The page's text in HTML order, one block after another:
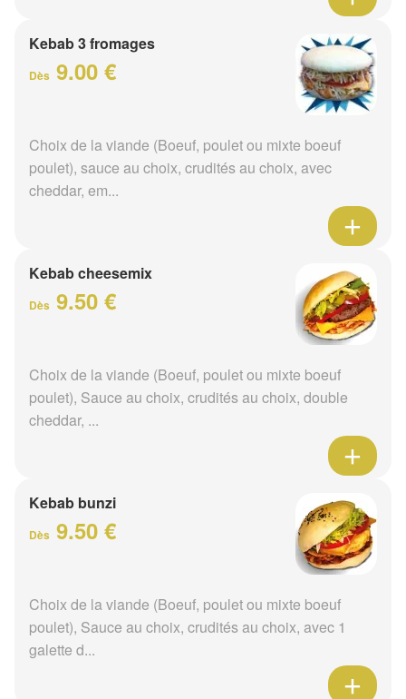
Kebab 3 fromages
Dès 9.00 €
Choix de la viande (Boeuf, poulet ou mixte boeuf
poulet), sauce au choix, crudités au choix, avec
cheddar, em...
Kebab cheesemix
Dès 9.50 €
Choix de la viande (Boeuf, poulet ou mixte boeuf
poulet), Sauce au choix, crudités au choix, double
cheddar, ...
Kebab bunzi
Dès 9.50 €
Choix de la viande (Boeuf, poulet ou mixte boeuf
poulet), Sauce au choix, crudités au choix, avec 1
galette d...